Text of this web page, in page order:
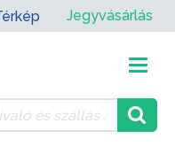
Jegyvásárlás